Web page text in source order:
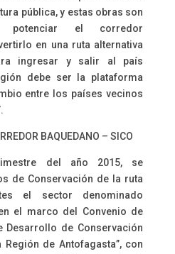
pública, y estas obras son
potenciar el corredor
en una ruta alternativa
ingresar y salir al país
debe ser la plataforma
entre los países vecinos
BAQUEDANO – SICO
del año 2015, se
de Conservación de la ruta
el sector denominado
el marco del Convenio de
Desarrollo de Conservación
de Antofagasta”, con